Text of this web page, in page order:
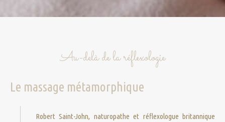
Au-delà de la réflexologie
Le massage métamorphique
Robert Saint-John, naturopathe et réflexologue britannique